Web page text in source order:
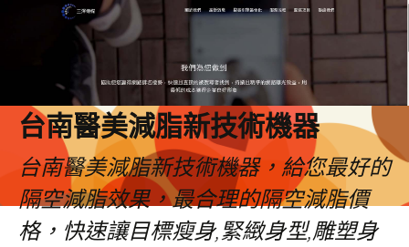
台南醫美減脂新技術機器
台南醫美減脂新技術機器，給您最好的
隔空減脂效果，最合理的隔空減脂價
格，快速讓目標瘦身,緊緻身型,雕塑身